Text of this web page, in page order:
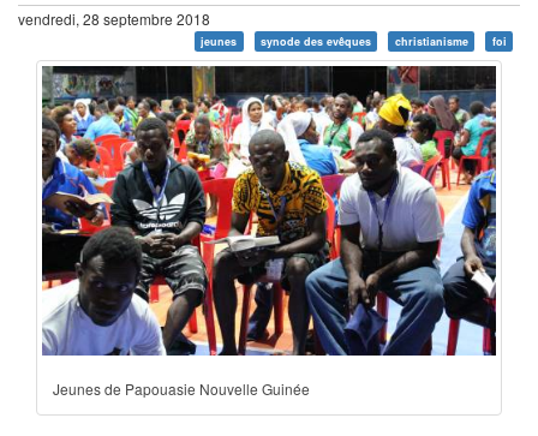
vendredi, 28 septembre 2018
jeunes synode des evêques christianisme foi
Jeunes de Papouasie Nouvelle Guinée